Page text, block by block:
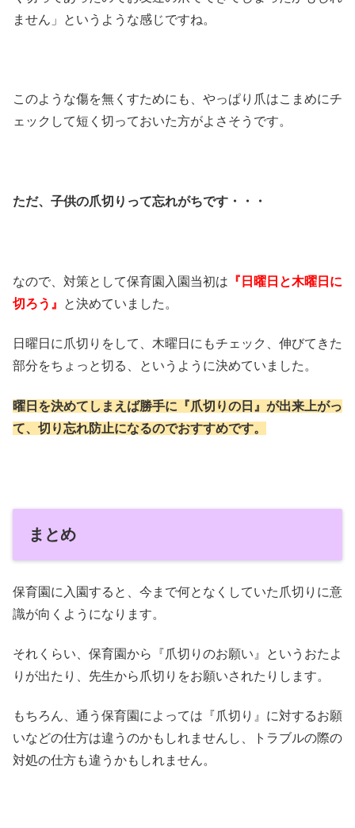
ません」というような感じですね。
このような傷を無くすためにも、やっぱり爪はこまめにチ
ェックして短く切っておいた方がよさそうです。
ただ、子供の爪切りって忘れがちです・・・
なので、対策として保育園入園当初は 『日曜日と木曜日に
切ろう』
と決めていました。
日曜日に爪切りをして、木曜日にもチェック、伸びてきた
部分をちょっと切る、というように決めていました。
曜日を決めてしまえば勝手に『爪切りの日』が出来上がっ
て、切り忘れ防止になるのでおすすめです。
まとめ
保育園に入園すると、今まで何となくしていた爪切りに意
識が向くようになります。
それくらい、保育園から『爪切りのお願い』というおたよ
りが出たり、先生から爪切りをお願いされたりします。
もちろん、通う保育園によっては『爪切り』に対するお願
いなどの仕方は違うのかもしれませんし、トラブルの際の
対処の仕方も違うかもしれません。